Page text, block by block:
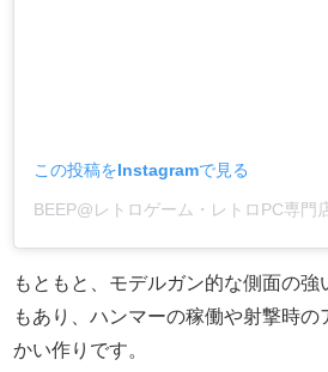
この投稿をInstagramで見る
もともと、モデルガン的な側面の強
もあり、ハンマーの稼働や射撃時の
かい作りです。